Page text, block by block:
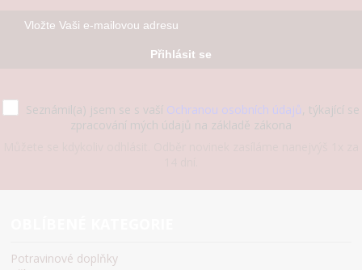
Přihlásit se
Seznámil(a) jsem se s vaší Ochranou osobních údajů, týkající se
zpracování mých údajů na základě zákona
Potravinové doplňky